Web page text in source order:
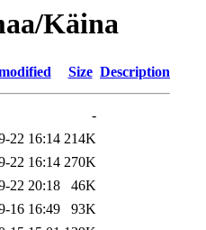
Käina
Size Description
-
22 16:14 214K
22 16:14 270K
22 20:18
46K
16 16:49
93K